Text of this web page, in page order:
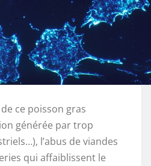
ce poisson gras
générée par trop
l’abus de viandes
qui affaiblissent le